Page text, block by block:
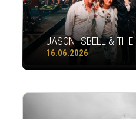
JASON ISBELL &
16.06.2026